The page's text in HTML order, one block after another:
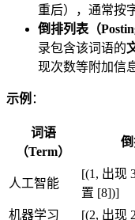
重后），通常按
倒排列表（
录包含该词语的
现次数等附加信
示例 ：
词语
（Term）
人工智能
[(1, 出现
置 [8])]
机器学习
[(2, 出现